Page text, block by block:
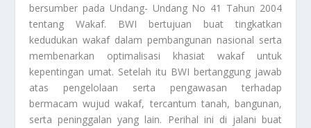
bersumber pada Undang- Undang No 41 Tahun 2004
tentang Wakaf. BWI bertujuan buat tingkatkan
kedudukan wakaf dalam pembangunan nasional serta
membenarkan optimalisasi khasiat wakaf untuk
kepentingan umat. Setelah itu BWI bertanggung jawab
atas pengelolaan serta pengawasan terhadap
bermacam wujud wakaf, tercantum tanah, bangunan,
serta peninggalan yang lain. Perihal ini di jalani buat